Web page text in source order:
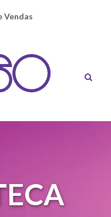
Vendas